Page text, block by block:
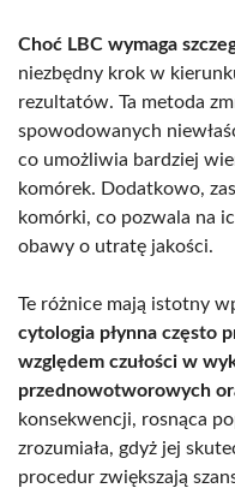
Choć LBC wymaga
niezbędny krok w
rezultatów. Ta metoda
spowodowanych
co umożliwia bardziej
komórek. Dodatkowo,
komórki, co pozwala na
obawy o utratę jakości.
Te różnice mają istotny
cytologia płynna często
względem czułości w
przednowotworowych
konsekwencji, rosnąca
zrozumiała, gdyż jej
procedur zwiększają